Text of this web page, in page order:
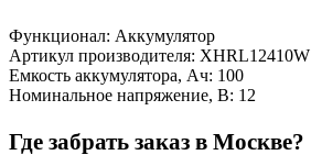
Функционал: Аккумулятор
Артикул производителя: XHRL12410W
Емкость аккумулятора, Ач: 100
Номинальное напряжение, В: 12
Где забрать заказ в Москве?